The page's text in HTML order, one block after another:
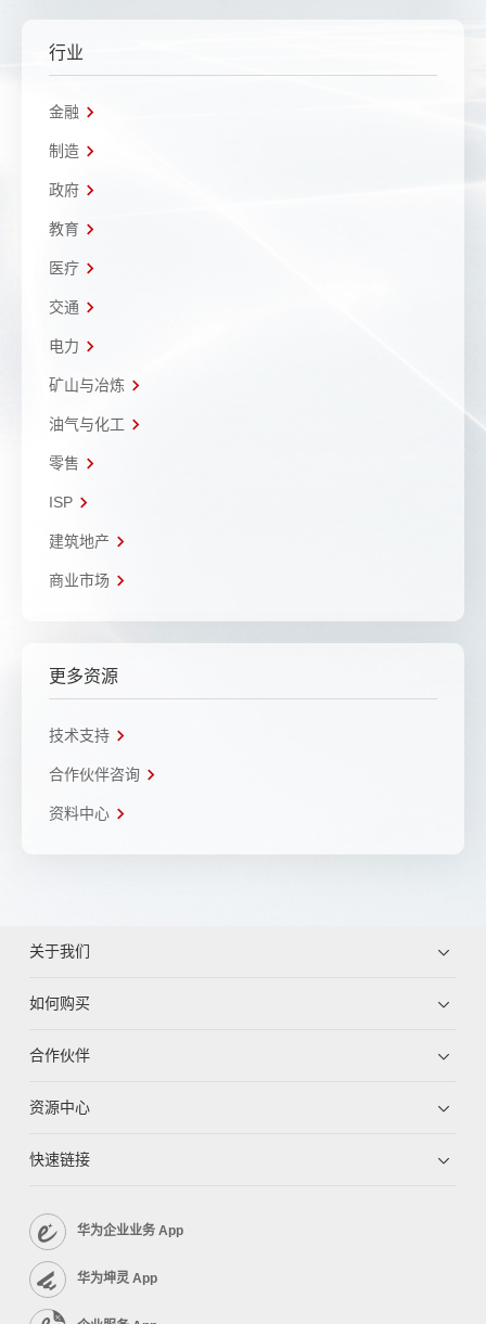
行业
金融
制造
政府
教育
医疗
交通
电力
矿山与冶炼
油气与化工
零售
ISP
建筑地产
商业市场
更多资源
技术支持
合作伙伴咨询
资料中心
关于我们
如何购买
合作伙伴
资源中心
快速链接
华为企业业务 App
华为坤灵 App